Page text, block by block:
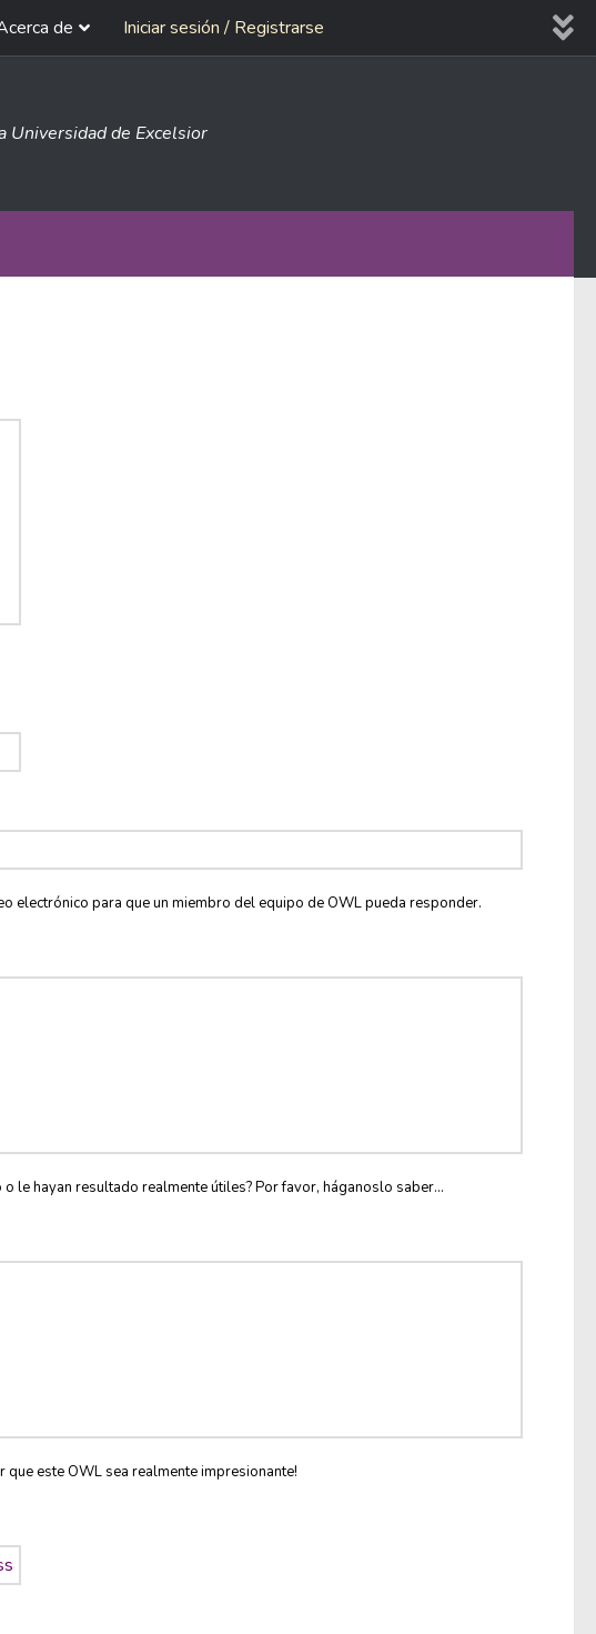
de Iniciar sesión / Registrarse
Universidad de Excelsior
electrónico para que un miembro del equipo de OWL pueda responder.
le hayan resultado realmente útiles? Por favor, háganoslo saber...
este OWL sea realmente impresionante!